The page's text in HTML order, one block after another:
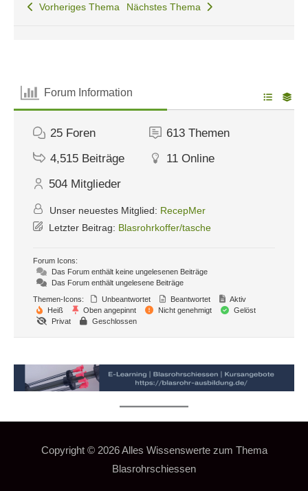
Vorheriges Thema Nächstes Thema
Forum Information
25 Foren 613 Themen
4,515 Beiträge 11 Online
504 Mitglieder
Unser neuestes Mitglied: RecepMer
Letzter Beitrag: Blasrohrkoffer/tasche
Forum Icons:
Das Forum enthält keine ungelesenen Beiträge
Das Forum enthält ungelesene Beiträge
Themen-Icons:
Unbeantwortet Beantwortet
Aktiv
Heiß
Oben angepinnt Nicht genehmigt
Gelöst
Privat
Geschlossen
Copyright © 2026Alles Wissenswerte zum Thema
Blasrohrschiessen